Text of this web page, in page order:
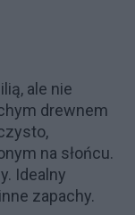
ale nie
drewnem
na słońcu.
Idealny
zapachy.